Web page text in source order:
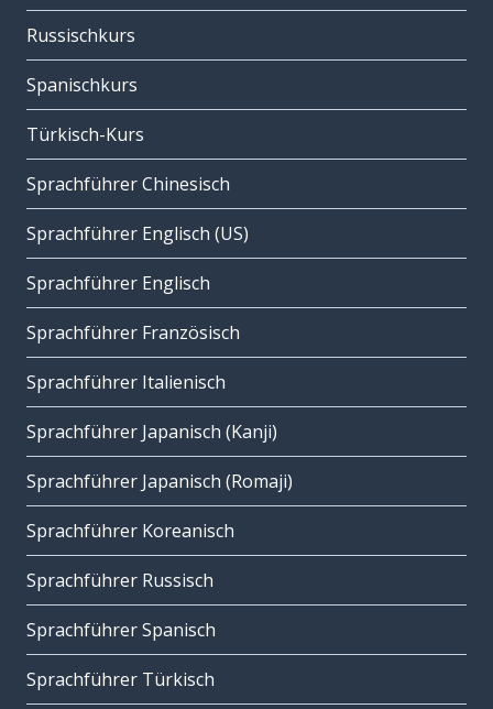
Russischkurs
Spanischkurs
Türkisch-Kurs
Sprachführer Chinesisch
Sprachführer Englisch (US)
Sprachführer Englisch
Sprachführer Französisch
Sprachführer Italienisch
Sprachführer Japanisch (Kanji)
Sprachführer Japanisch (Romaji)
Sprachführer Koreanisch
Sprachführer Russisch
Sprachführer Spanisch
Sprachführer Türkisch